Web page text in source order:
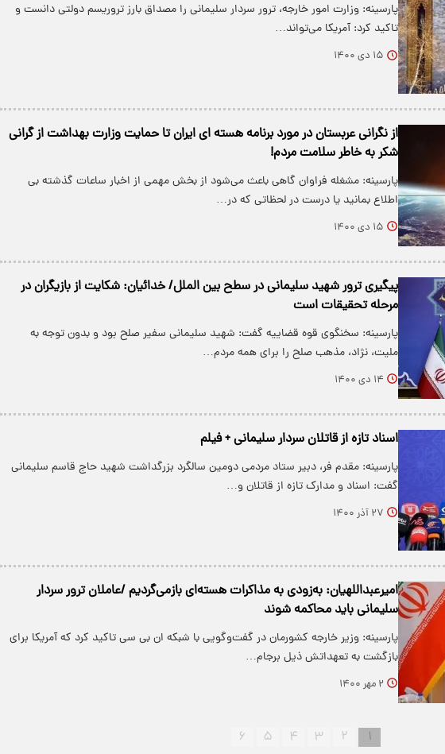
پارسینه: وزارت امور خارجه، ترور سردار سلیمانی را مصداق بارز تروریسم دولتی دانست و
تاکید کرد: آمریکا می‌تواند…
۱۵ دی ۱۴۰۰
از نگرانی عربستان در مورد برنامه هسته‌ ای ایران تا حمایت وزارت بهداشت از گرانی
شکر به خاطر سلامت مردم!
پارسینه: مشغله فراوان گاهی باعث می‌شود از بخش مهمی از اخبار ساعات گذشته بی
اطلاع بمانید یا درست در لحظاتی که در…
۱۵ دی ۱۴۰۰
پیگیری ترور شهید سلیمانی در سطح بین الملل/ خدائیان: شکایت از بازیگران در
مرحله تحقیقات است
پارسینه: سخنگوی قوه قضاییه گفت: شهید سلیمانی سفیر صلح بود و بدون توجه به
ملیت، نژاد، مذهب صلح را برای همه مردم…
۱۴ دی ۱۴۰۰
اسناد تازه از قاتلان سردار سلیمانی + فیلم
پارسینه: مقدم فر، دبیر ستاد مردمی دومین سالگرد بزرگداشت شهید حاج قاسم سلیمانی
گفت: اسناد و مدارک تازه از قاتلان و…
۲۷ آذر ۱۴۰۰
امیرعبداللهیان: به‌زودی به مذاکرات هسته‌ای بازمی‌گردیم /عاملان ترور سردار
سلیمانی باید محاکمه شوند
پارسینه: وزیر خارجه کشورمان در گفت‌وگویی با شبکه ان بی سی تاکید کرد که آمریکا برای
بازگشت به تعهداتش ذیل برجام…
۲ مهر ۱۴۰۰
۱ ۲ ۳ ۴ ۵ ۶